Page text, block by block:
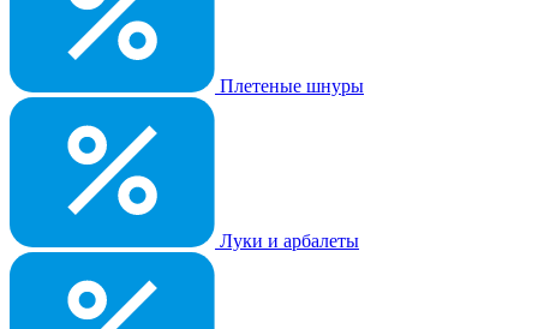
Плетеные шнуры
Луки и арбалеты